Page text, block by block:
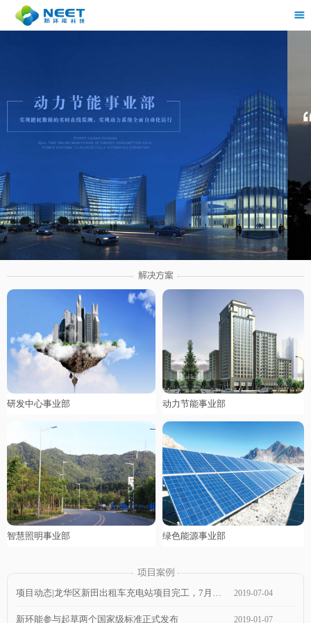
茶
研发中心事业部 动力节能事业部
智慧照明事业部 绿色能源事业部
2019-07-04
新环能参与起草两个国家级标准正式发布 2019-01-07